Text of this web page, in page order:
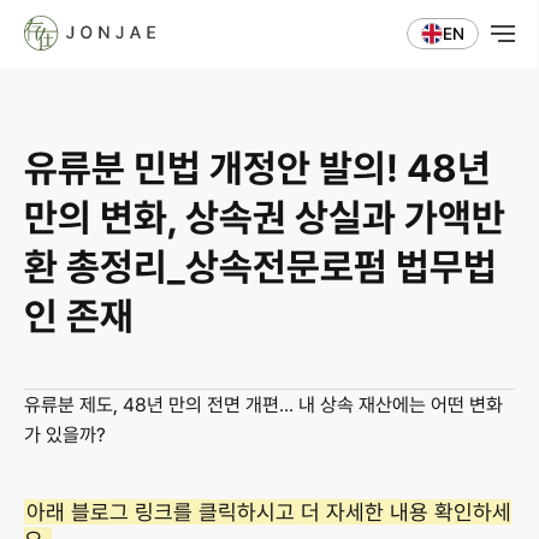
EN
유류분 민법 개정안 발의! 48년
만의 변화, 상속권 상실과 가액반
환 총정리_상속전문로펌 법무법
인 존재
유류분 제도, 48년 만의 전면 개편... 내 상속 재산에는 어떤 변화
가 있을까?
아래 블로그 링크를 클릭하시고 더 자세한 내용 확인하세